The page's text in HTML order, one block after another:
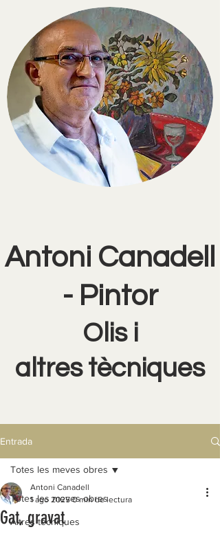
Antoni Canadell
- Pintor
Olis i
altres tècniques
Entrada
Totes les meves obres
Altres tècniques
Totes les meves obres
Gat, gravat
Antoni Canadell
1 ago 2025 0 min de lectura